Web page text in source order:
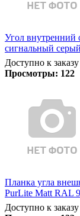
Угол
сигнальный
Доступно к заказу
Просмотры: 122
Планка угла
PurLite Matt RAL
Доступно к заказу